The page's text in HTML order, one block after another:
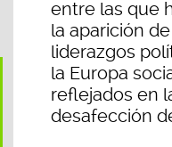
entre las que
la aparición
liderazgos
la Europa
reflejados en
desafección